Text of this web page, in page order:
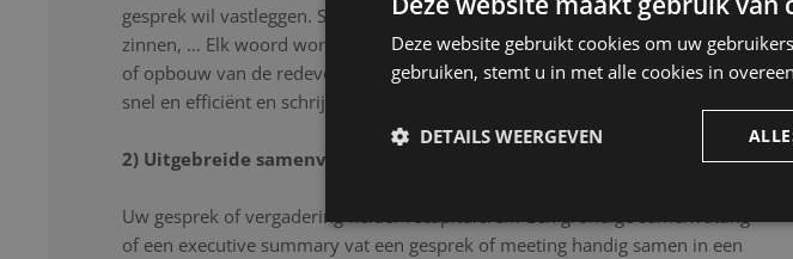
gesprek wil vastleggen. Stopwoorden, herhalingen, spreektaal of afgebroken
zinnen, … Elk woord wordt nauwkeurig genoteerd, ongeacht de samenhang
of opbouw van de redevoering. Onze notulisten luisteren aandachtig, werken
snel en efficiënt en schrijven uw gesprek letter voor letter uit.
2) Uitgebreide samenvatting
Uw gesprek of vergadering helder recapituleren? Een grondige samenvatting
of een executive summary vat een gesprek of meeting handig samen in een
Deze website gebruikt cookies om uw
gebruiken, stemt u in met alle cookies in
DETAILS WEERGEVEN